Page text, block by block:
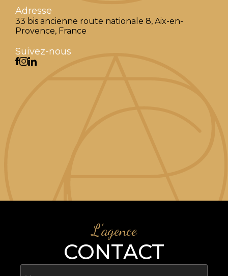
Adresse
33 bis ancienne route nationale 8, Aix-en-
Provence, France
Suivez-nous
L'agence
CONTACT
Nom